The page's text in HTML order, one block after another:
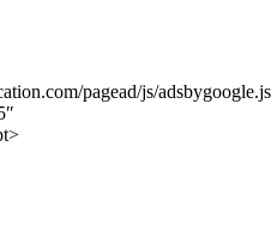
pagead/js/